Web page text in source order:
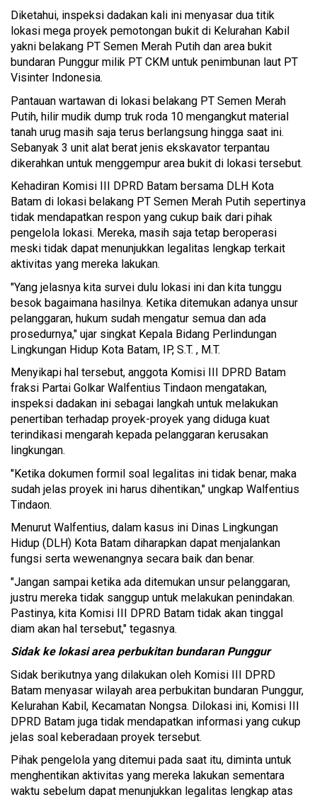
Diketahui, inspeksi dadakan kali ini menyasar dua titik
lokasi mega proyek pemotongan bukit di Kelurahan Kabil
yakni belakang PT Semen Merah Putih dan area bukit
bundaran Punggur milik PT CKM untuk penimbunan laut PT
Visinter Indonesia.
Pantauan wartawan di lokasi belakang PT Semen Merah
Putih, hilir mudik dump truk roda 10 mengangkut material
tanah urug masih saja terus berlangsung hingga saat ini.
Sebanyak 3 unit alat berat jenis ekskavator terpantau
dikerahkan untuk menggempur area bukit di lokasi tersebut.
Kehadiran Komisi III DPRD Batam bersama DLH Kota
Batam di lokasi belakang PT Semen Merah Putih sepertinya
tidak mendapatkan respon yang cukup baik dari pihak
pengelola lokasi. Mereka, masih saja tetap beroperasi
meski tidak dapat menunjukkan legalitas lengkap terkait
aktivitas yang mereka lakukan.
"Yang jelasnya kita survei dulu lokasi ini dan kita tunggu
besok bagaimana hasilnya. Ketika ditemukan adanya unsur
pelanggaran, hukum sudah mengatur semua dan ada
prosedurnya," ujar singkat Kepala Bidang Perlindungan
Lingkungan Hidup Kota Batam, IP, S.T. , M.T.
Menyikapi hal tersebut, anggota Komisi III DPRD Batam
fraksi Partai Golkar Walfentius Tindaon mengatakan,
inspeksi dadakan ini sebagai langkah untuk melakukan
penertiban terhadap proyek-proyek yang diduga kuat
terindikasi mengarah kepada pelanggaran kerusakan
lingkungan.
"Ketika dokumen formil soal legalitas ini tidak benar, maka
sudah jelas proyek ini harus dihentikan," ungkap Walfentius
Tindaon.
Menurut Walfentius, dalam kasus ini Dinas Lingkungan
Hidup (DLH) Kota Batam diharapkan dapat menjalankan
fungsi serta wewenangnya secara baik dan benar.
"Jangan sampai ketika ada ditemukan unsur pelanggaran,
justru mereka tidak sanggup untuk melakukan penindakan.
Pastinya, kita Komisi III DPRD Batam tidak akan tinggal
diam akan hal tersebut," tegasnya.
Sidak ke lokasi area perbukitan bundaran Punggur
Sidak berikutnya yang dilakukan oleh Komisi III DPRD
Batam menyasar wilayah area perbukitan bundaran Punggur,
Kelurahan Kabil, Kecamatan Nongsa. Dilokasi ini, Komisi III
DPRD Batam juga tidak mendapatkan informasi yang cukup
jelas soal keberadaan proyek tersebut.
Pihak pengelola yang ditemui pada saat itu, diminta untuk
menghentikan aktivitas yang mereka lakukan sementara
waktu sebelum dapat menunjukkan legalitas lengkap atas